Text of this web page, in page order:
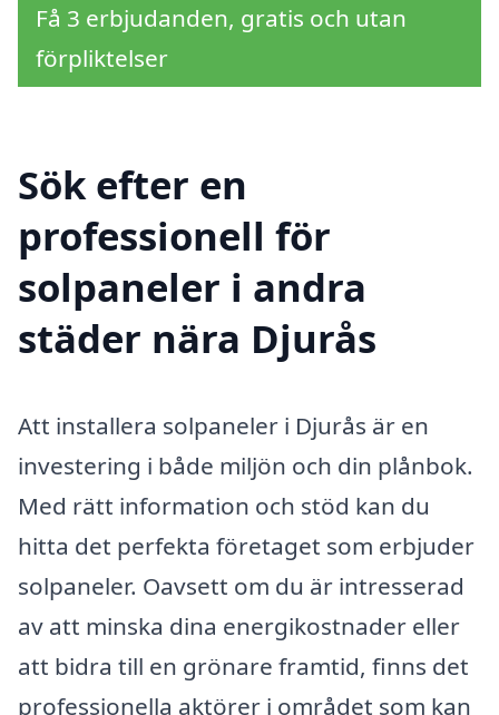
Få 3 erbjudanden, gratis och utan
förpliktelser
Sök efter en
professionell för
solpaneler i andra
städer nära Djurås
Att installera solpaneler i Djurås är en
investering i både miljön och din plånbok.
Med rätt information och stöd kan du
hitta det perfekta företaget som erbjuder
solpaneler. Oavsett om du är intresserad
av att minska dina energikostnader eller
att bidra till en grönare framtid, finns det
professionella aktörer i området som kan